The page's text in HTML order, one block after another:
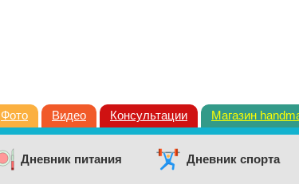
Фото Видео Консультации Магазин
Дневник питания Дневник спорта